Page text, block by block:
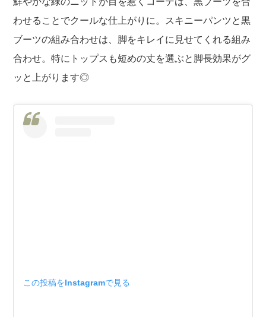
わせることでクールな仕上がりに。スキニーパンツと黒
ブーツの組み合わせは、脚をキレイに見せてくれる組み
合わせ。特にトップスも短めの丈を選ぶと脚長効果がグ
ッと上がります◎
この投稿をInstagramで見る